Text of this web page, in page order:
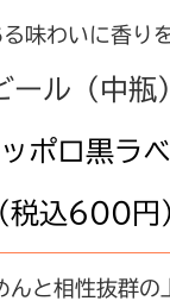
味わいに香り
ール（中瓶
ッポロ黒ラベ
税込600円
んと相性抜群の